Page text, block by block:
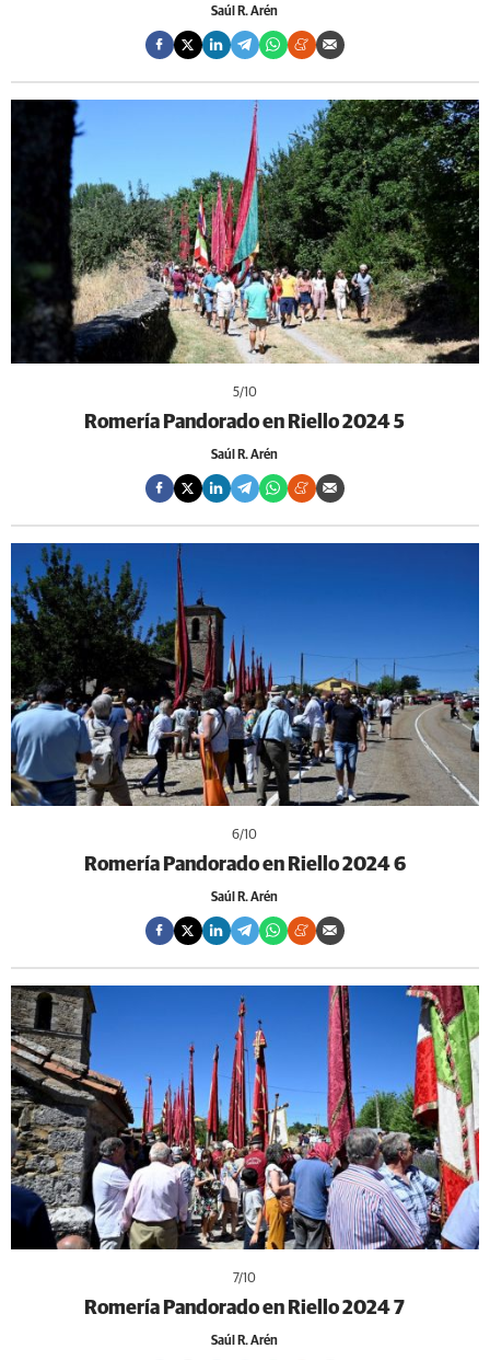
Saúl R. Arén
5/10
Romería Pandorado en Riello 2024 5
Saúl R. Arén
6/10
Romería Pandorado en Riello 2024 6
Saúl R. Arén
7/10
Romería Pandorado en Riello 2024 7
Saúl R. Arén